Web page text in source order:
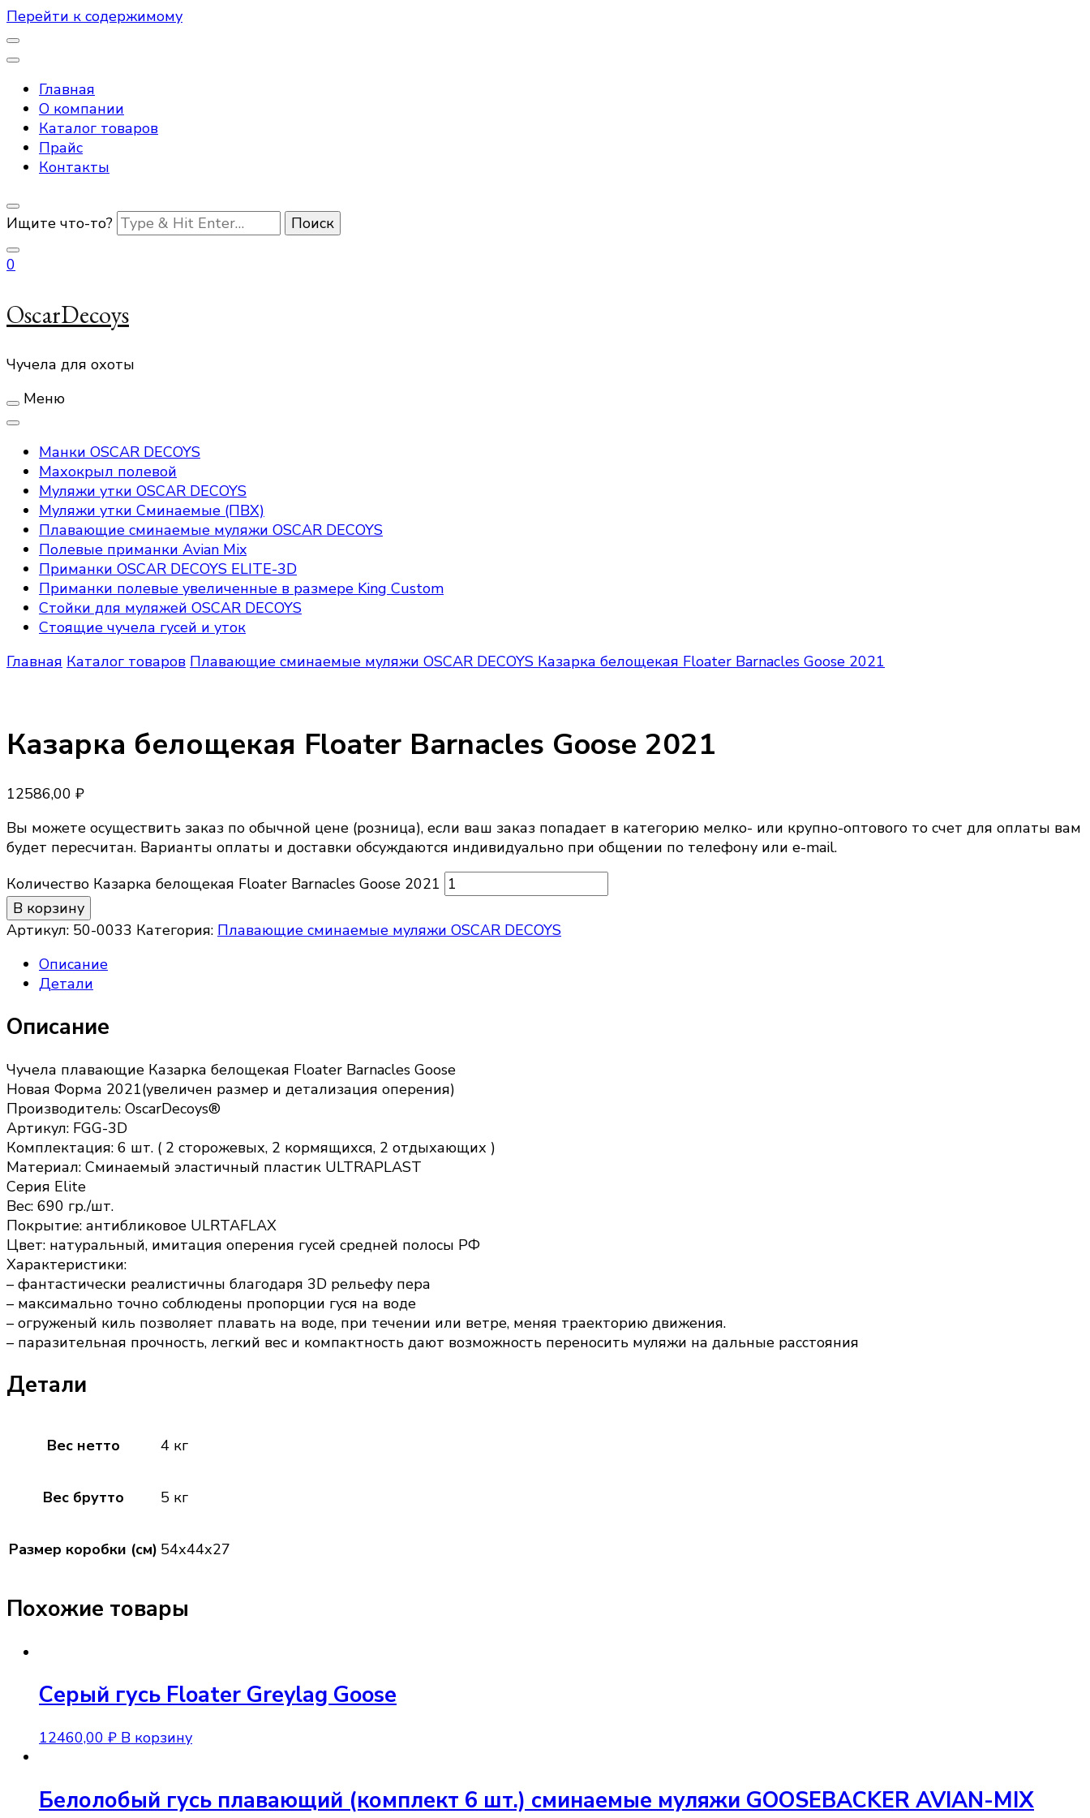
Перейти к содержимому
Главная
О компании
Каталог товаров
Прайс
Контакты
Ищите что-то?
0
OscarDecoys
Чучела для охоты
Меню
Манки OSCAR DECOYS
Махокрыл полевой
Муляжи утки OSCAR DECOYS
Муляжи утки Сминаемые (ПВХ)
Плавающие сминаемые муляжи OSCAR DECOYS
Полевые приманки Avian Mix
Приманки OSCAR DECOYS ELITE-3D
Приманки полевые увеличенные в размере King Custom
Стойки для муляжей OSCAR DECOYS
Стоящие чучела гусей и уток
Главная Каталог товаров Плавающие сминаемые муляжи OSCAR DECOYS Казарка белощекая Floater Barnacles Goose 2021
Казарка белощекая Floater Barnacles Goose 2021
12586,00 ₽
Вы можете осуществить заказ по обычной цене (розница), если ваш заказ попадает в категорию мелко- или крупно-оптового то счет для оплаты вам
будет пересчитан. Варианты оплаты и доставки обсуждаются индивидуально при общении по телефону или e-mail.
Количество Казарка белощекая Floater Barnacles Goose 2021
В корзину
Артикул: 50-0033 Категория: Плавающие сминаемые муляжи OSCAR DECOYS
Описание
Детали
Описание
Чучела плавающие Казарка белощекая Floater Barnacles Goose
Новая Форма 2021(увеличен размер и детализация оперения)
Производитель: OscarDecoys®
Артикул: FGG-3D
Комплектация: 6 шт. ( 2 сторожевых, 2 кормящихся, 2 отдыхающих )
Материал: Сминаемый эластичный пластик ULTRAPLAST
Серия Elite
Вес: 690 гр./шт.
Покрытие: антибликовое ULRTAFLAX
Цвет: натуральный, имитация оперения гусей средней полосы РФ
Характеристики:
– фантастически реалистичны благодаря 3D рельефу пера
– максимально точно соблюдены пропорции гуся на воде
– огруженый киль позволяет плавать на воде, при течении или ветре, меняя траекторию движения.
– паразительная прочность, легкий вес и компактность дают возможность переносить муляжи на дальные расстояния
Детали
Вес нетто 4 кг
Вес брутто 5 кг
Размер коробки (см) 54х44х27
Похожие товары
Серый гусь Floater Greylag Goose
12460,00 ₽ В корзину
Белолобый гусь плавающий (комплект 6 шт.) сминаемые муляжи GOOSEBACKER AVIAN-MIX